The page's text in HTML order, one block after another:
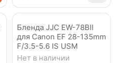
Бленда JJC EW-78BII
для Canon EF 28-135mm
F/3.5-5.6 IS USM
Нет в наличии